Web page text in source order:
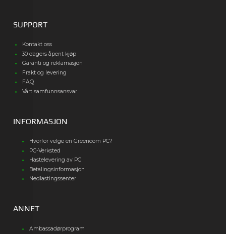
SUPPORT
Kontakt oss
30 dagers åpent kjøp
Garanti og reklamasjon
Frakt og levering
FAQ
Vårt samfunnsansvar
INFORMASJON
Hvorfor velge en Greencom PC?
PC-Verksted
Hastelevering av PC
Betalingsinformasjon
Nedlastingssenter
ANNET
Ambassadørprogram